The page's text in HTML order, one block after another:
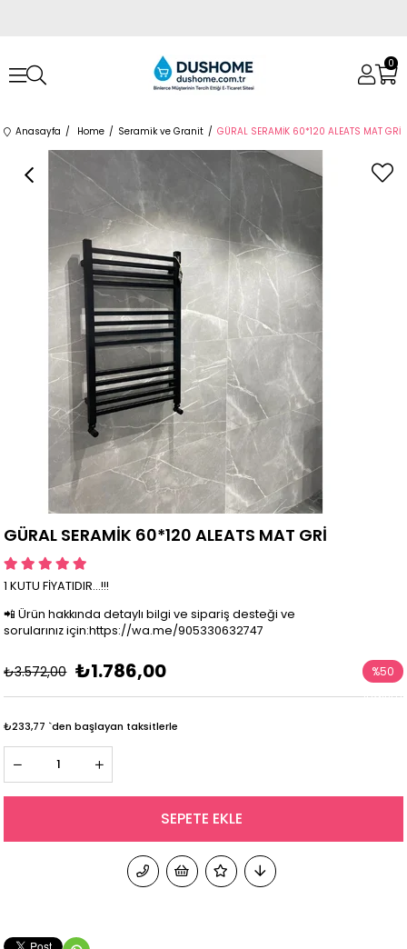
0
Anasayfa Home Seramik ve Granit GÜRAL SERAMİK 60*120 ALEATS MAT GRİ
GÜRAL SERAMİK 60*120 ALEATS MAT GRİ
1 KUTU FİYATIDIR...!!!
📲 Ürün hakkında detaylı bilgi ve sipariş desteği ve
sorularınız için:https://wa.me/905330632747
₺3.572,00 ₺1.786,00 %50
İndirim
₺233,77 `den başlayan taksitlerle